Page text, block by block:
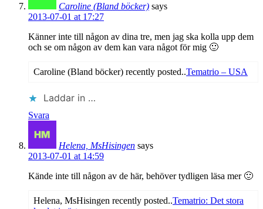
Caroline (Bland böcker) says
2013-07-01 at 17:27
Känner inte till någon av dina tre, men jag ska kolla upp dem
och se om någon av dem kan vara något för mig 🙂
Caroline (Bland böcker) recently posted..Tematrio – USA
Laddar in …
Svara
Helena, MsHisingen says
2013-07-01 at 14:59
Kände inte till någon av de här, behöver tydligen läsa mer 🙂
Helena, MsHisingen recently posted..Tematrio: Det stora